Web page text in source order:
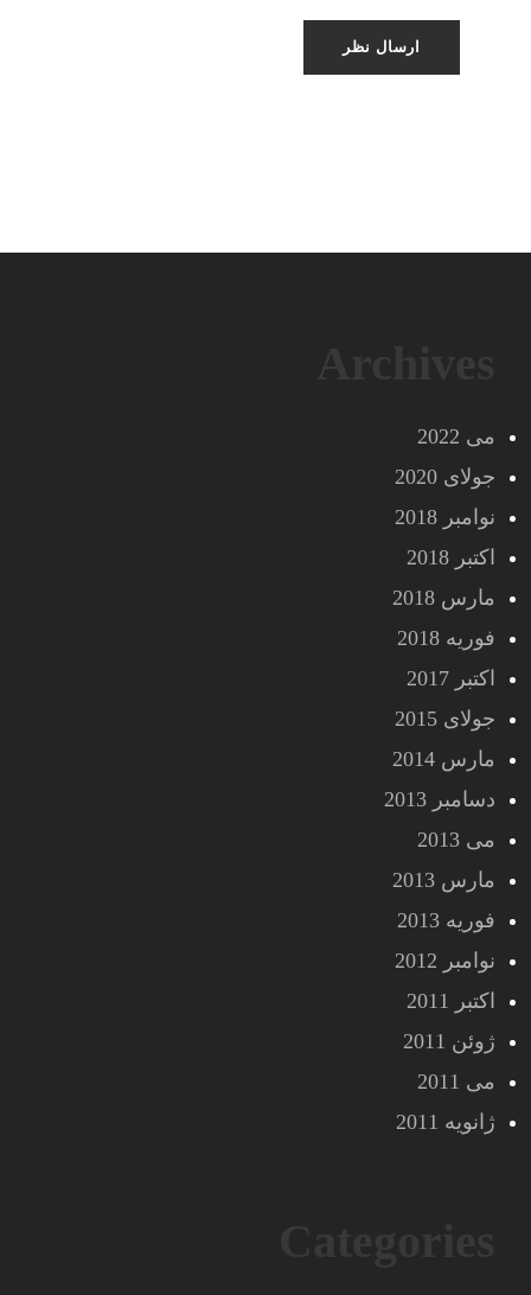
می 2022
جولای 2020
نوامبر 2018
اکتبر 2018
مارس 2018
فوریه 2018
اکتبر 2017
جولای 2015
مارس 2014
دسامبر 2013
می 2013
مارس 2013
فوریه 2013
نوامبر 2012
اکتبر 2011
ژوئن 2011
می 2011
ژانویه 2011